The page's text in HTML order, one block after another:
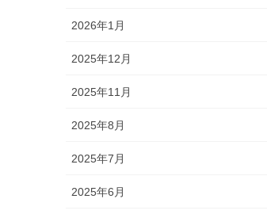
2026年1月
2025年12月
2025年11月
2025年8月
2025年7月
2025年6月